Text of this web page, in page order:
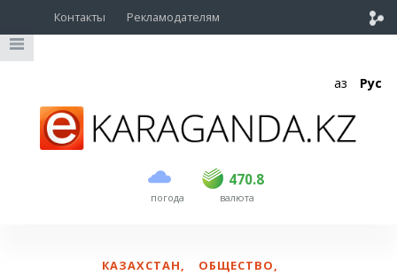
Контакты Рекламодателям
Қаз Рус
погода
470.8
USD 468.5 470.8
EUR валюта
КАЗАХСТАН, ОБЩЕСТВО,